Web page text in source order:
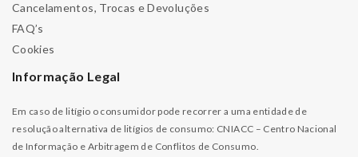
Cancelamentos, Trocas e Devoluções
FAQ’s
Cookies
Informação Legal
Em caso de litígio o consumidor pode recorrer a uma entidade de
resolução alternativa de litígios de consumo: CNIACC – Centro Nacional
de Informação e Arbitragem de Conflitos de Consumo.